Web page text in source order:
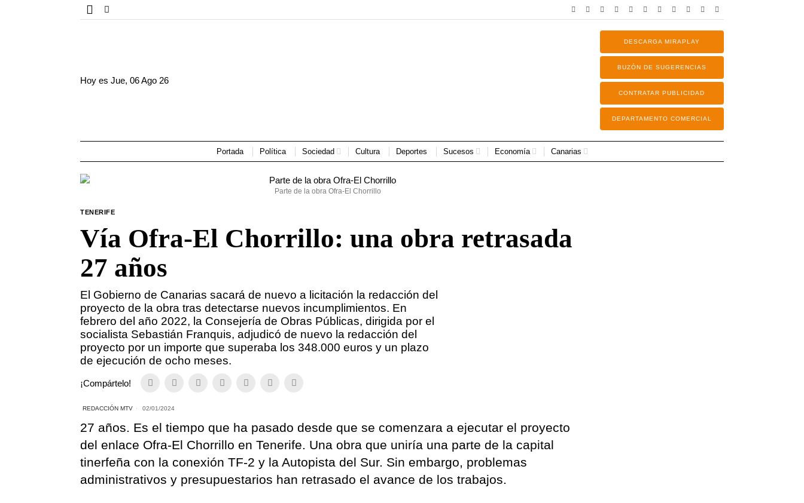
Hoy esJue, 06 Ago 26
DESCARGA MIRAPLAY
BUZÓN DE SUGERENCIAS
CONTRATAR PUBLICIDAD
DEPARTAMENTO COMERCIAL
Portada Política Sociedad Cultura Deportes Sucesos Economía Canarias
Parte de la obra Ofra-El Chorrillo
TENERIFE
Vía Ofra-El Chorrillo: una obra retrasada
27 años
El Gobierno de Canarias sacará de nuevo a licitación la redacción del
proyecto de la obra tras detectarse nuevos incumplimientos. En
febrero del año 2022, la Consejería de Obras Públicas, dirigida por el
socialista Sebastián Franquis, adjudicó de nuevo la redacción del
proyecto por un importe que superaba los 348.000 euros y un plazo
de ejecución de ocho meses.
¡Compártelo!
REDACCIÓN MTV 02/01/2024
27 años. Es el tiempo que ha pasado desde que se comenzara a ejecutar el proyecto
del enlace Ofra-El Chorrillo en Tenerife. Una obra que uniría una parte de la capital
tinerfeña con la conexión TF-2 y la Autopista del Sur. Sin embargo, problemas
administrativos y presupuestarios han retrasado el avance de los trabajos.